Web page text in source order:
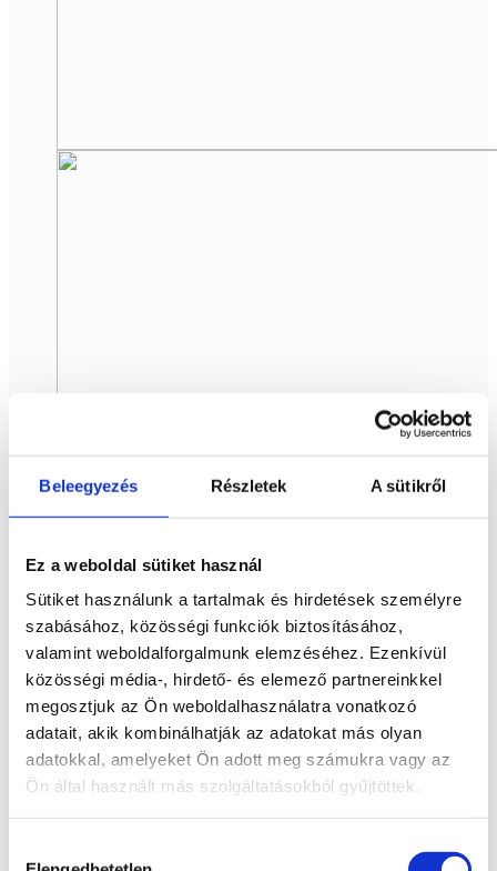
Beleegyezés Részletek A sütikről
Ez a weboldal sütiket használ
Sütiket használunk a tartalmak és hirdetések személyre
szabásához, közösségi funkciók biztosításához,
valamint weboldalforgalmunk elemzéséhez. Ezenkívül
közösségi média-, hirdető- és elemező partnereinkkel
megosztjuk az Ön weboldalhasználatra vonatkozó
adatait, akik kombinálhatják az adatokat más olyan
adatokkal, amelyeket Ön adott meg számukra vagy az
Ön által használt más szolgáltatásokból gyűjtöttek.